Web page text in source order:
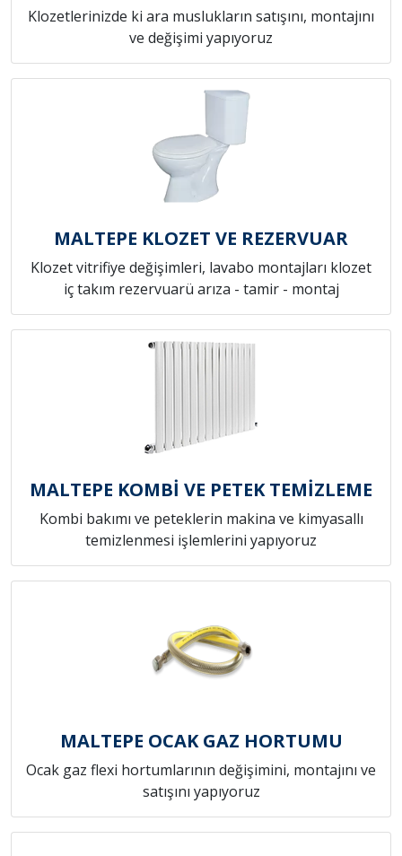
Klozetlerinizde ki ara muslukların satışını, montajını
ve değişimi yapıyoruz
MALTEPE KLOZET VE REZERVUAR
Klozet vitrifiye değişimleri, lavabo montajları klozet
iç takım rezervuarü arıza - tamir - montaj
MALTEPE KOMBİ VE PETEK TEMİZLEME
Kombi bakımı ve peteklerin makina ve kimyasallı
temizlenmesi işlemlerini yapıyoruz
MALTEPE OCAK GAZ HORTUMU
Ocak gaz flexi hortumlarının değişimini, montajını ve
satışını yapıyoruz